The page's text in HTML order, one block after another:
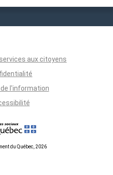
aux citoyens
l'information
du Québec, 2026